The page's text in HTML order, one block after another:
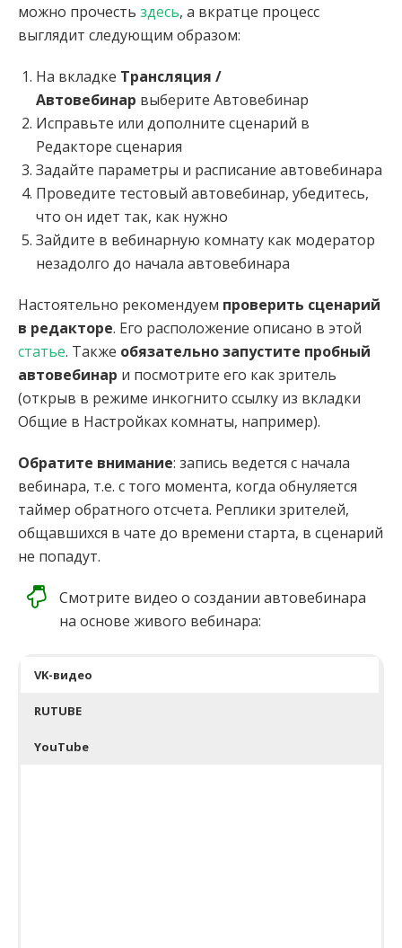
можно прочесть здесь, а вкратце процесс
выглядит следующим образом:
На вкладке Трансляция /
Автовебинар выберите Автовебинар
Исправьте или дополните сценарий в
Редакторе сценария
Задайте параметры и расписание автовебинара
Проведите тестовый автовебинар, убедитесь,
что он идет так, как нужно
Зайдите в вебинарную комнату как модератор
незадолго до начала автовебинара
Настоятельно рекомендуем проверить сценарий
в редакторе. Его расположение описано в этой
статье. Также обязательно запустите пробный
автовебинар и посмотрите его как зритель
(открыв в режиме инкогнито ссылку из вкладки
Общие в Настройках комнаты, например).
Обратите внимание: запись ведется с начала
вебинара, т.е. с того момента, когда обнуляется
таймер обратного отсчета. Реплики зрителей,
общавшихся в чате до времени старта, в сценарий
не попадут.
Смотрите видео о создании автовебинара
на основе живого вебинара:
VK-видео
RUTUBE
YouTube